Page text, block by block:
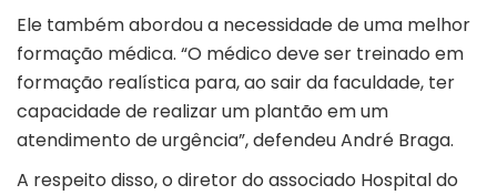
Ele também abordou a necessidade de uma melhor
formação médica. “O médico deve ser treinado em
formação realística para, ao sair da faculdade, ter
capacidade de realizar um plantão em um
atendimento de urgência”, defendeu André Braga.
A respeito disso, o diretor do associado Hospital do